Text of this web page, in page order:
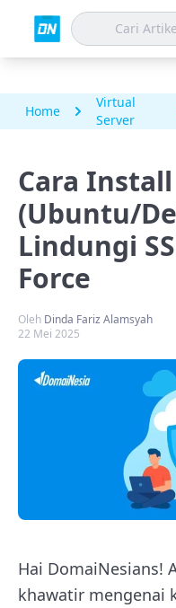
Home
Virtual
Server
Cara Install
(Ubuntu/
Lindungi
Force
Oleh Dinda Fariz Alamsyah
22 Mei 2025
Hai DomaiNesians!
khawatir mengenai